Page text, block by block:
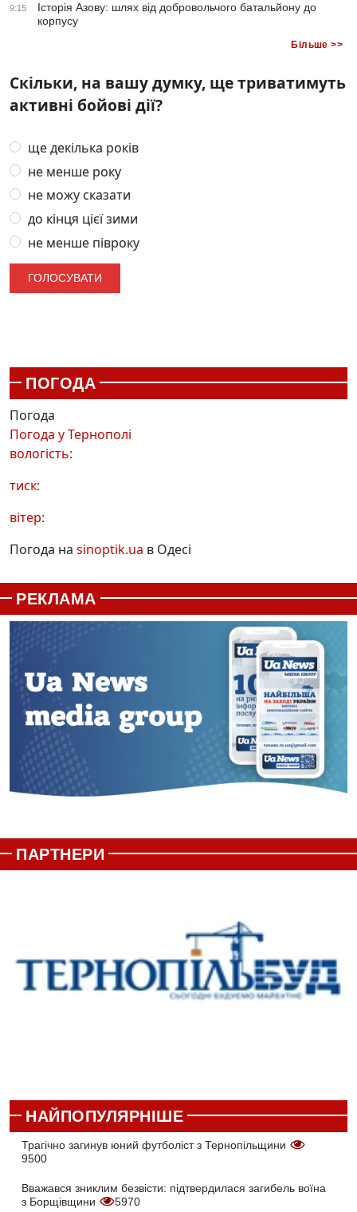
9:15
Історія Азову: шлях від добровольчого батальйону до
корпусу
Більше >>
Скільки, на вашу думку, ще триватимуть
активні бойові дії?
ще декілька років
не менше року
не можу сказати
до кінця цієї зими
не менше півроку
ПОГОДА
Погода
Погода уТернополі
вологість:
тиск:
вітер:
Погода на sinoptik.ua в Одесі
РЕКЛАМА
ПАРТНЕРИ
НАЙПОПУЛЯРНІШЕ
Трагічно загинув юний футболіст з Тернопільщини
9500
Вважався зниклим безвісти: підтвердилася загибель воїна
з Борщівщини
5970